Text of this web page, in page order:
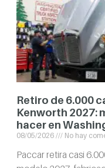
Retiro de 6.000
Kenworth 2027:
hacer en
08/05/2026 No hay
Paccar retira casi